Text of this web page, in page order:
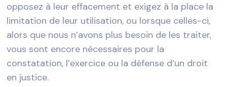
opposez à leur effacement et exigez à la place la
limitation de leur utilisation, ou lorsque celles-ci,
alors que nous n’avons plus besoin de les traiter,
vous sont encore nécessaires pour la
constatation, l’exercice ou la défense d’un droit
en justice.